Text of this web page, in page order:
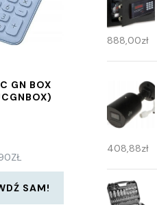
GN BOX
ZŁ
SAM!
888,00zł
408,88zł